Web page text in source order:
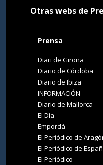
Otras webs de
Prensa
Diari de Girona
Diario de Córdoba
Diario de Ibiza
INFORMACIÓN
Diario de Mallorca
El Día
Empordà
El Periódico de
El Periódico de
El Periódico